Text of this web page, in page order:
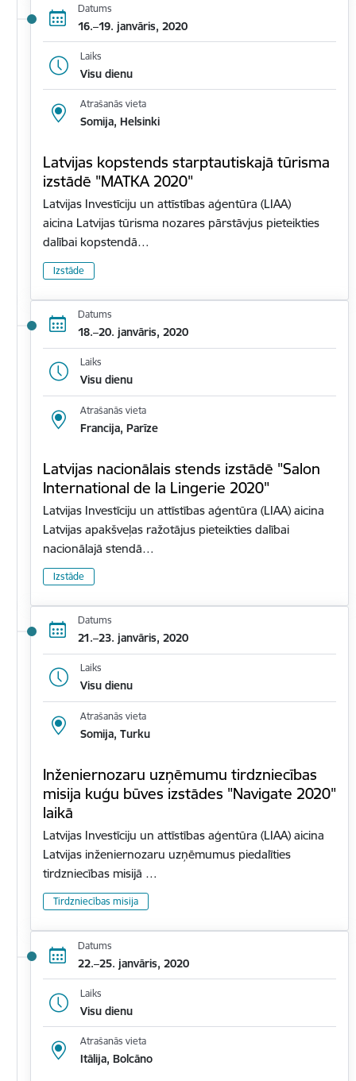
Datums
16.–19. janvāris, 2020
Laiks
Visu dienu
Atrašanās vieta
Somija, Helsinki
Latvijas kopstends starptautiskajā tūrisma
izstādē "MATKA 2020"
Latvijas Investīciju un attīstības aģentūra (LIAA)
aicina Latvijas tūrisma nozares pārstāvjus pieteikties
dalībai kopstendā…
Izstāde
Datums
18.–20. janvāris, 2020
Laiks
Visu dienu
Atrašanās vieta
Francija, Parīze
Latvijas nacionālais stends izstādē "Salon
International de la Lingerie 2020"
Latvijas Investīciju un attīstības aģentūra (LIAA) aicina
Latvijas apakšveļas ražotājus pieteikties dalībai
nacionālajā stendā…
Izstāde
Datums
21.–23. janvāris, 2020
Laiks
Visu dienu
Atrašanās vieta
Somija, Turku
Inženiernozaru uzņēmumu tirdzniecības
misija kuģu būves izstādes "Navigate 2020"
laikā
Latvijas Investīciju un attīstības aģentūra (LIAA) aicina
Latvijas inženiernozaru uzņēmumus piedalīties
tirdzniecības misijā …
Tirdzniecības misija
Datums
22.–25. janvāris, 2020
Laiks
Visu dienu
Atrašanās vieta
Itālija, Bolcāno